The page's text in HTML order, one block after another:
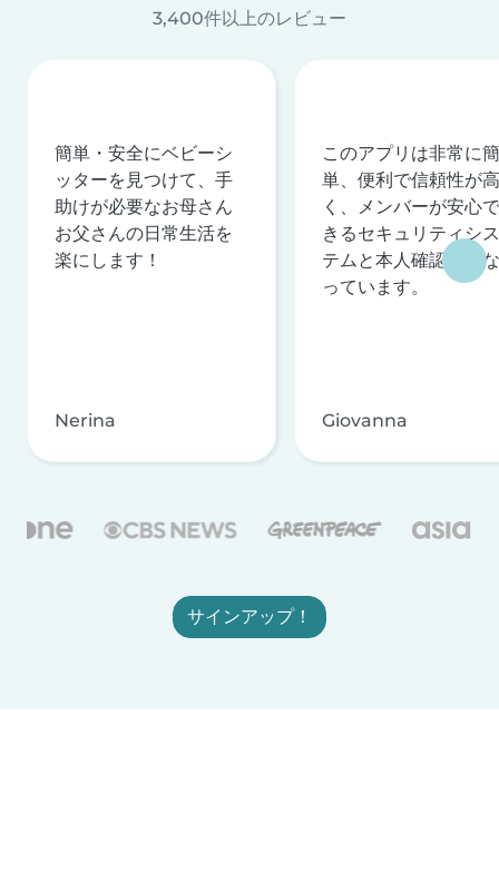
3,400件以上のレビュー
簡単・安全にベビーシ
ッターを見つけて、手
助けが必要なお母さん
お父さんの日常生活を
楽にします！
Nerina
このアプリは非常に簡
単、便利で信頼性が高
く、メンバーが安心で
きるセキュリティシス
テムと本人確認を行な
っています。
Giovanna
サインアップ！